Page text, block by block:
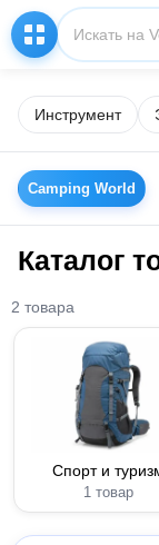
Инструмент
Camping World
Каталог
2 товара
Спорт и
1 товар